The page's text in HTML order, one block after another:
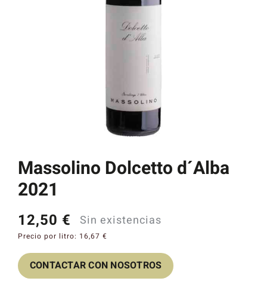
Catas y Actividades
Massolino Dolcetto d´Alba
2021
12,50 € Sin existencias
Precio por litro: 16,67 €
CONTACTAR CON NOSOTROS